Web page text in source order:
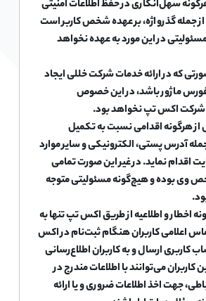
سهل‌انگاری در حفظ اطلاعات امنیتی
جمله گذرواژه، بر عهده شخص کاربر است
در این مورد به عهده نخواهد
که در ارائه خدمات شرکت خللی ایجاد
ماژور باشد، در این خصوص
شرکت اکس تپ نخواهد بود.
از هرگونه اقدامی نسبت به تکمیل
آدرس پستی، الکترونیکی و سایر موارد
اقدام نماید. در غیر این صورت تمامی
وی بوده و هیچ‌گونه مسئولیتی متوجه
اخطار و اطلاعیه از طریق اکس تپ تنها به
اعلامی کاربران هنگام ثبت‌نام در اکس
کاربری ارسال و به کاربران اطلاع‌رسانی
می‌توانند با اطلاعات مندرج در
جهت اخذ اطلاعات ضروری و یا ارائه